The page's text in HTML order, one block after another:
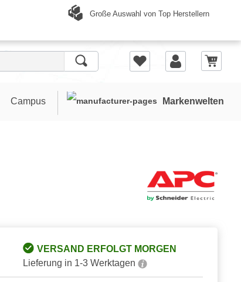
Große Auswahl von Top Herstellern
Campus Markenwelten
VERSAND ERFOLGT MORGEN
Lieferung in 1-3 Werktagen